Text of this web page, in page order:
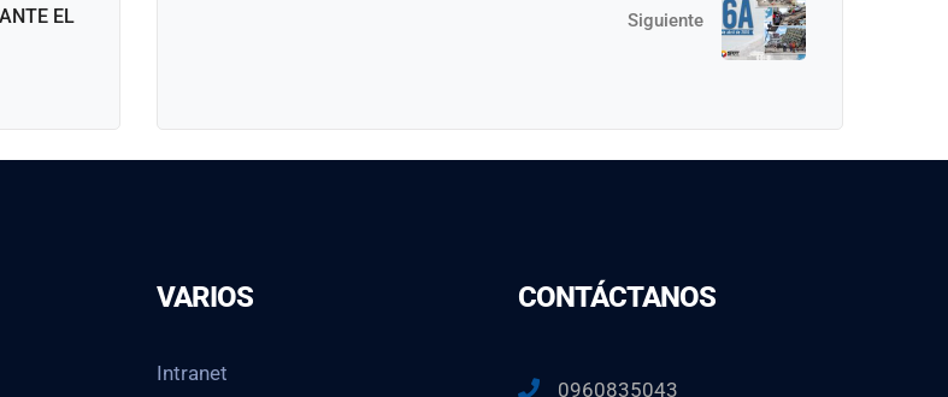
EL
Siguiente
VARIOS
Intranet
CONTÁCTANOS
0960835043